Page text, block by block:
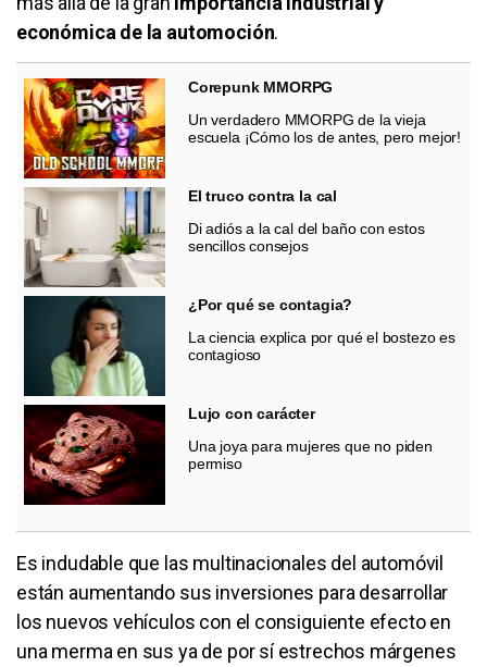
económica de la automoción.
Corepunk MMORPG
Un verdadero MMORPG de la vieja
escuela ¡Cómo los de antes, pero mejor!
El truco contra la cal
Di adiós a la cal del baño con estos
sencillos consejos
¿Por qué se contagia?
La ciencia explica por qué el bostezo es
contagioso
Lujo con carácter
Una joya para mujeres que no piden
permiso
Es indudable que las multinacionales del automóvil
están aumentando sus inversiones para desarrollar
los nuevos vehículos con el consiguiente efecto en
una merma en sus ya de por sí estrechos márgenes